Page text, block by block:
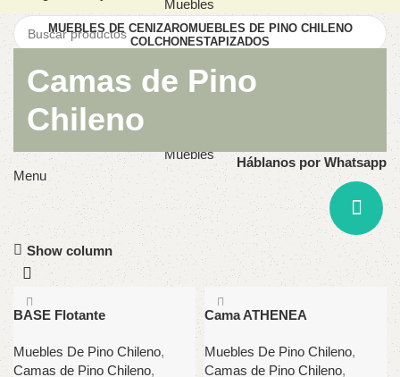
Comparar
Wishlist
Menu
MUEBLES DE CENIZAROMUEBLES DE PINO CHILENO
COLCHONESTAPIZADOS
Camas de Pino
Chileno
Háblanos por Whatsapp
Show column
BASE Flotante
Muebles De Pino Chileno,
Camas de Pino Chileno,
Cama ATHENEA
Muebles De Pino Chileno,
Camas de Pino Chileno,